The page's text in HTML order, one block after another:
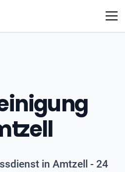
in Amtzell - 24